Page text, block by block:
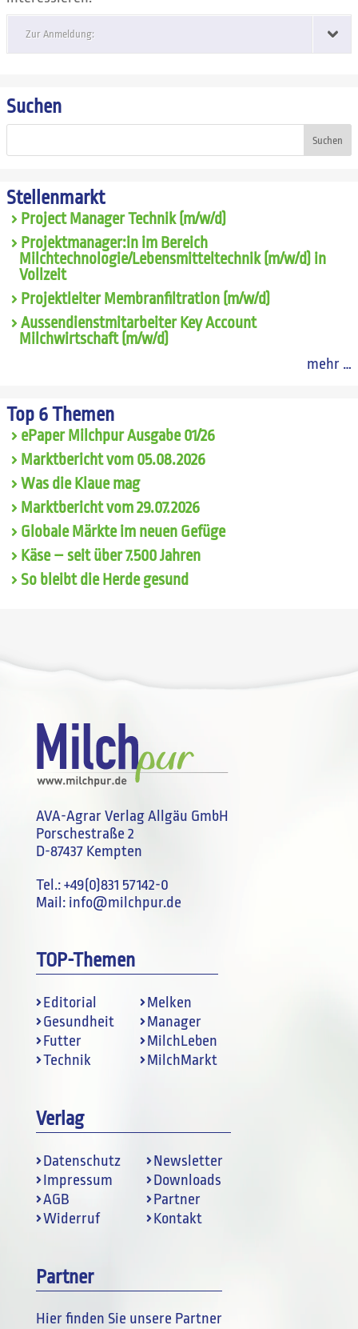
Zur Anmeldung:
Suchen
Suchen
Stellenmarkt
Project Manager Technik (m/w/d)
Projektmanager:in im Bereich
Milchtechnologie/Lebensmitteltechnik (m/w/d) in
Vollzeit
Projektleiter Membranfiltration (m/w/d)
Aussendienstmitarbeiter Key Account
Milchwirtschaft (m/w/d)
mehr …
Top 6 Themen
ePaper Milchpur Ausgabe 01/26
Marktbericht vom 05.08.2026
Was die Klaue mag
Marktbericht vom 29.07.2026
Globale Märkte im neuen Gefüge
Käse – seit über 7.500 Jahren
So bleibt die Herde gesund
AVA-Agrar Verlag Allgäu GmbH
Porschestraße 2
D-87437 Kempten
Tel.:+49(0)831 57142-0
Mail: info@milchpur.de
TOP-Themen
Editorial
Gesundheit
Futter
Technik
Melken
Manager
MilchLeben
MilchMarkt
Verlag
Datenschutz
Impressum
AGB
Widerruf
Newsletter
Downloads
Partner
Kontakt
Partner
Hier finden Sie unsere Partner